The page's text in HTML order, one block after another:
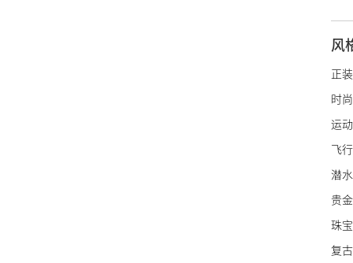
施
阿
帝舵
浪琴
雷达
万
泰
艾美
宝
风
正装
时
运
飞
潜水
贵
珠宝
复古